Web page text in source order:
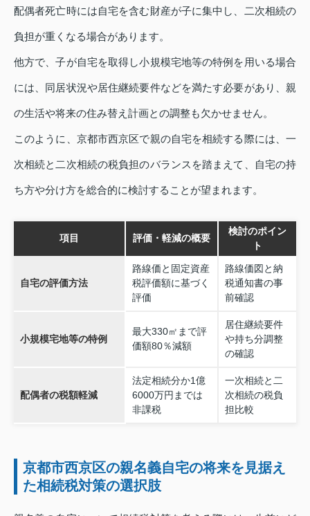
配偶者死亡時には自宅を含む財産が子に集中し、二次相続の
負担が重くなる場合があります。
他方で、子が自宅を取得し小規模宅地等の特例を用いる場合
には、同居状況や居住継続要件などを満たす必要があり、親
の生活や将来の住み替え計画との調整も欠かせません。
このように、京都市西京区で親の自宅を相続する際には、一
次相続と二次相続の税負担のバランスを踏まえて、自宅の持
ち方や分け方を総合的に検討することが望まれます。
項目 評価・軽減の概要
検討のポイン
ト
自宅の評価方法
路線価と固定資産
税評価額に基づく
評価
路線価図と納
税通知書の事
前確認
小規模宅地等の特例
最大330㎡まで評
価額80％減額
居住継続要件
や持ち分調整
の確認
配偶者の税額軽減
法定相続分か1億
6000万円までは
非課税
一次相続と二
次相続の税負
担比較
京都市西京区の親名義自宅の将来を見据え
た相続税対策の選択肢